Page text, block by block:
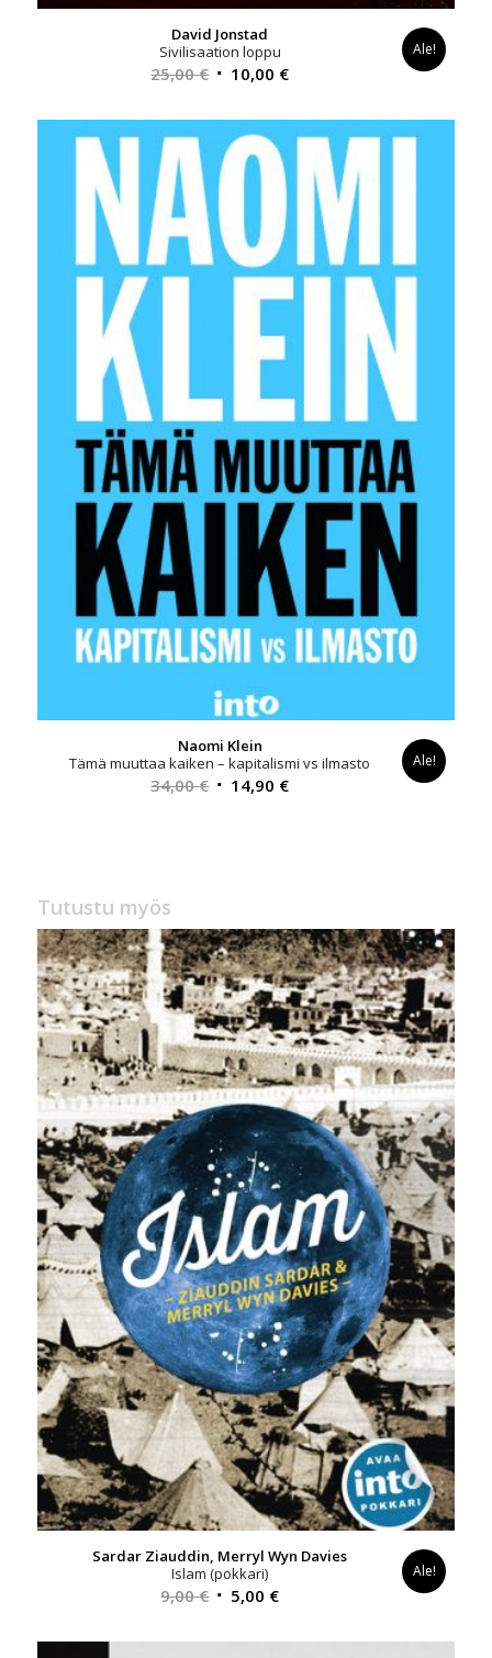
David Jonstad
Sivilisaation loppu
25,00€ Alkuperäinen
oli:
25,00 €.
10,00 €Nykyinen
on:
10,00 €.
Ale!
Naomi Klein
Tämä muuttaa kaiken – kapitalismi vs ilmasto
34,00€ Alkuperäinen
14,90 €Nykyinen
Ale!
Tutustu myös
Sardar Ziauddin, Merryl Wyn Davies
Islam (pokkari)
9,00€ Alkuperäinen
oli:
5,00 €Nykyinen
on:
Ale!